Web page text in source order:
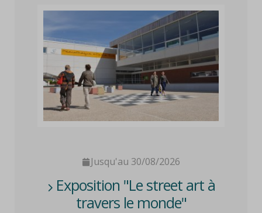
Jusqu'au 30/08/2026
Exposition "Le street art à
travers le monde"